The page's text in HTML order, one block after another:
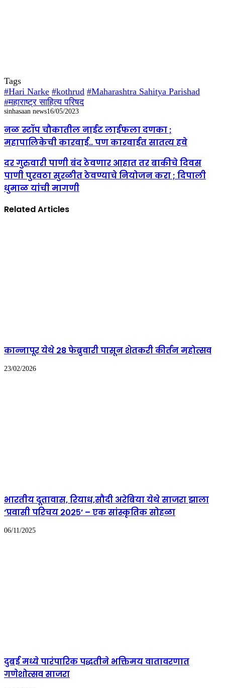
Tags
#Hari Narke #kothrud #Maharashtra Sahitya Parishad
#महाराष्ट्र साहित्य परिषद
sinhasaan news16/05/2023
नळ स्टॉप चौकातील नाईट लाईफला दणका ;
महापालिकेची कारवाई.. पण कारवाईत सातत्य हवे
दर गुरुवारी पाणी बंद ठेवणार आहात तर बाकीचे दिवस
पाणी पुरवठा सुरळीत ठेवण्याचे नियोजन करा ; दिपाली
धुमाळ यांची मागणी
Related Articles
कान्नापूर येथे 28 फेब्रुवारी पासून शेतकरी कीर्तन महोत्सव
23/02/2026
भारतीय दूतावास, रियाध,सौदी अरेबिया येथे साजरा झाला
‘प्रवासी परिचय २०२५’ – एक सांस्कृतिक सोहळा
06/11/2025
दुबई मध्ये पारंपारिक पद्धतीने भक्तिमय वातावरणात
गणेशोत्सव साजरा